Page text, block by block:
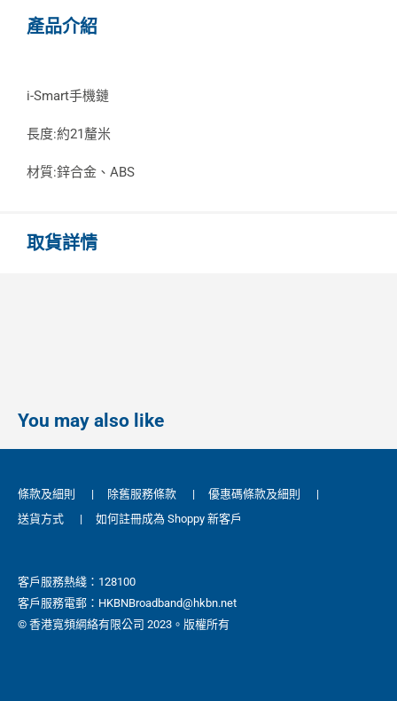
產品介紹
i-Smart手機鏈
長度:約21釐米
材質:鋅合金、ABS
取貨詳情
You may also like
條款及細則 | 除舊服務條款 | 優惠碼條款及細則
|
送貨方式
| 如何註冊成為 Shoppy 新客戶
客戶服務熱綫：128100
客戶服務電郵：HKBNBroadband@hkbn.net
© 香港寬頻網絡有限公司 2023。版權所有